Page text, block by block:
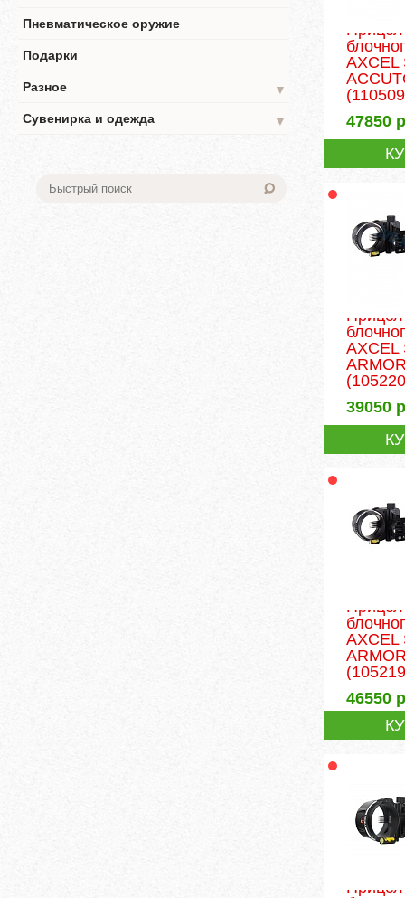
Пневматическое оружие
Подарки
Разное
▼
Сувенирка и одежда
▼
AXCEL
47850
AXCEL
39050
AXCEL
46550